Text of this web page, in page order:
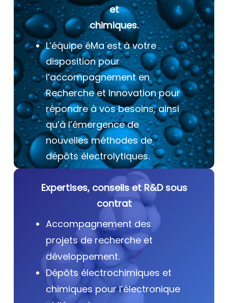
et
chimiques.
L’équipe éMa est à votre
disposition pour
l’accompagnement en
Recherche et Innovation pour
répondre à vos besoins, ainsi
qu’à l’émergence de
nouvelles méthodes de
dépôts électrolytiques.
Expertises, conseils et R&D sous
contrat
Accompagnement des
projets de recherche et
développement.
Dépôts électrochimiques et
chimiques pour l’électronique